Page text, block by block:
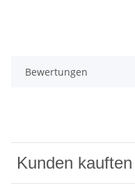
Bewertungen
Kunden